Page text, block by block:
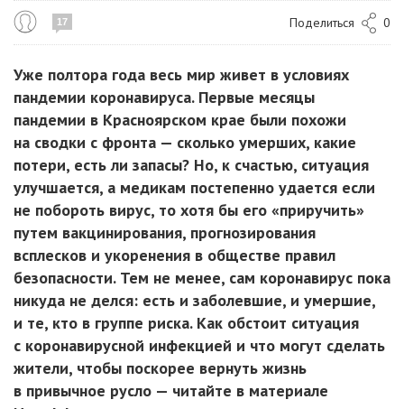
17 Поделиться 0
Уже полтора года весь мир живет в условиях
пандемии коронавируса. Первые месяцы
пандемии в Красноярском крае были похожи
на сводки с фронта — сколько умерших, какие
потери, есть ли запасы? Но, к счастью, ситуация
улучшается, а медикам постепенно удается если
не побороть вирус, то хотя бы его «приручить»
путем вакцинирования, прогнозирования
всплесков и укоренения в обществе правил
безопасности. Тем не менее, сам коронавирус пока
никуда не делся: есть и заболевшие, и умершие,
и те, кто в группе риска. Как обстоит ситуация
с коронавирусной инфекцией и что могут сделать
жители, чтобы поскорее вернуть жизнь
в привычное русло — читайте в материале